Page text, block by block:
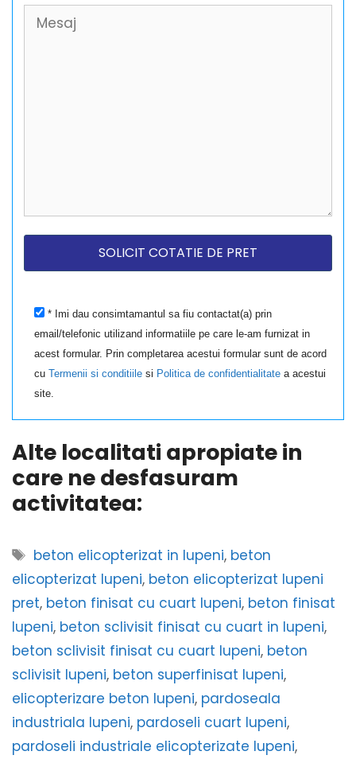
* Imi dau consimtamantul sa fiu contactat(a) prin
email/telefonic utilizand informatiile pe care le-am furnizat in
acest formular. Prin completarea acestui formular sunt de acord
cuTermenii si conditiile si Politica de confidentialitate a acestui
site.
Alte localitati apropiate in
care ne desfasuram
activitatea:
Etichete
beton elicopterizat in lupeni, beton
elicopterizat lupeni, beton elicopterizat lupeni
pret, beton finisat cu cuart lupeni, beton finisat
lupeni, beton sclivisit finisat cu cuart in lupeni,
beton sclivisit finisat cu cuart lupeni, beton
sclivisit lupeni, beton superfinisat lupeni,
elicopterizare beton lupeni, pardoseala
industriala lupeni, pardoseli cuart lupeni,
pardoseli industriale elicopterizate lupeni,